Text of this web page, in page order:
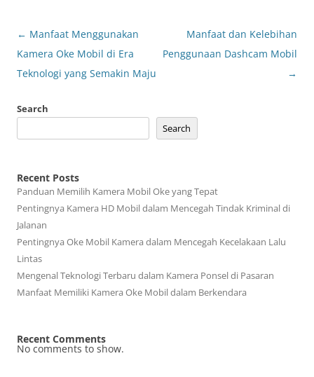
Post
navigation
← Manfaat Menggunakan
Kamera Oke Mobil di Era
Teknologi yang Semakin Maju
Manfaat dan Kelebihan
Penggunaan Dashcam Mobil
→
Search
Search
Recent Posts
Panduan Memilih Kamera Mobil Oke yang Tepat
Pentingnya Kamera HD Mobil dalam Mencegah Tindak Kriminal di
Jalanan
Pentingnya Oke Mobil Kamera dalam Mencegah Kecelakaan Lalu
Lintas
Mengenal Teknologi Terbaru dalam Kamera Ponsel di Pasaran
Manfaat Memiliki Kamera Oke Mobil dalam Berkendara
Recent Comments
No comments to show.